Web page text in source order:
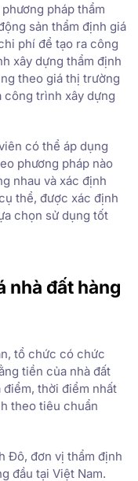
pháp thẩm
sản thẩm định giá
phí để tạo ra công
xây dựng thẩm định
theo giá thị trường
công trình xây dựng
có thể áp dụng
phương pháp nào
nhau và xác định
thể, được xác định
chọn sử dụng tốt
nhà đất hàng
tổ chức có chức
tiền của nhà đất
thời điểm nhất
theo tiêu chuẩn
Đô, đơn vị thẩm định
đầu tại Việt Nam.